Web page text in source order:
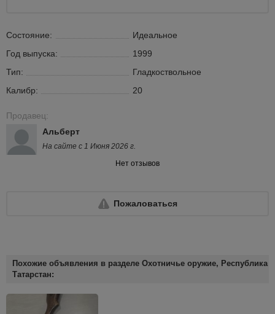
Состояние:
Идеальное
Год выпуска:
1999
Тип:
Гладкоствольное
Калибр:
20
Продавец:
Альберт
На сайте с 1 Июня 2026 г.
Нет отзывов
Пожаловаться
Похожие объявления в разделе Охотничье оружие, Республика
Татарстан: